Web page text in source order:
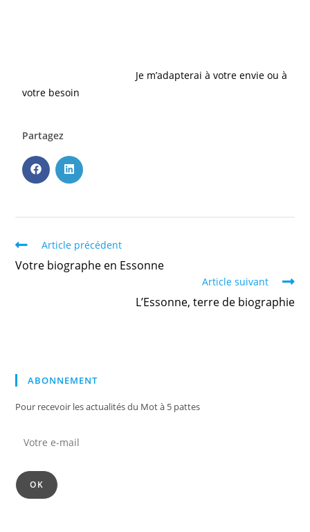
Je m’adapterai à votre envie ou à
votre besoin
Partagez
Article précédent
Votre biographe en Essonne
Article suivant
L’Essonne, terre de biographie
ABONNEMENT
Pour recevoir les actualités du Mot à 5 pattes
OK